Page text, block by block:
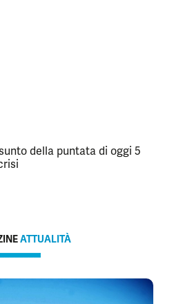
della puntata di oggi 5
ATTUALITÀ